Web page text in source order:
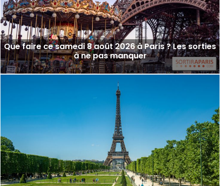
Que faire ce samedi 8 août 2026 à Paris ? Les sorties
à ne pas manquer